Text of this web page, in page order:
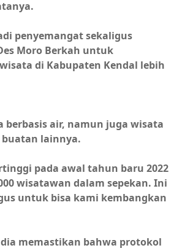
penyemangat sekaligus
Moro Berkah untuk
di Kabupaten Kendal lebih
berbasis air, namun juga wisata
lainnya.
pada awal tahun baru 2022
wisatawan dalam sepekan. Ini
untuk bisa kami kembangkan
memastikan bahwa protokol